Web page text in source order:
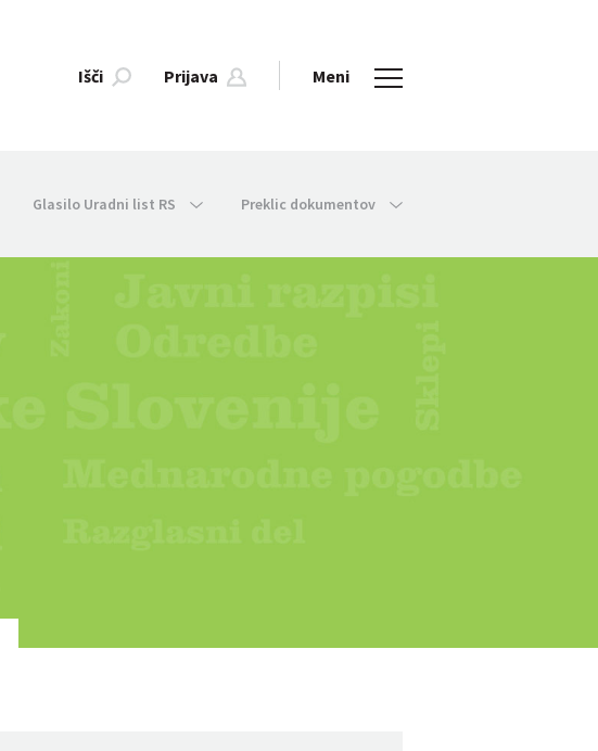
Išči Prijava Meni
Glasilo Uradni list RS Preklic dokumentov